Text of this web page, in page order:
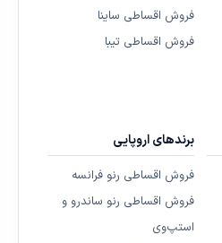
فروش اقساطی ساینا
فروش اقساطی تیبا
برندهای اروپایی
فروش اقساطی رنو فرانسه
فروش اقساطی رنو ساندرو و
استپ‌وی